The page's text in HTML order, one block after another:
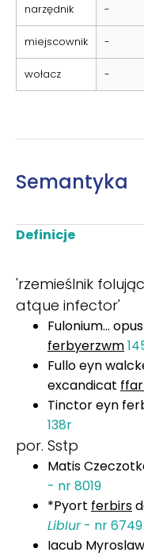
narzędnik -
miejscownik -
wołacz -
Semantyka
Definicje
'rzemieślnik
atque infector'
Fulonium...
ferbyerzwm
Fullo eyn
excandicat
Tinctor eyn
138r
por. Sstp
Matis
- nr 8019
*Pyort ferbirs
LibIur- nr 6749
Iacub Myroslaw